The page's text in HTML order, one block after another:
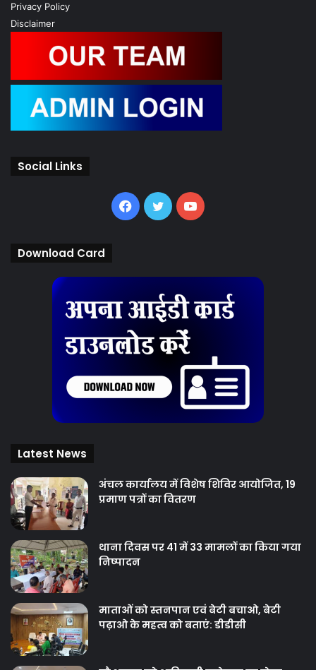
Privacy Policy
Disclaimer
Social Links
Facebook
TwitterYouTube
Download Card
Latest News
अंचल कार्यालय में विशेष शिविर आयोजित, 19
प्रमाण पत्रों का वितरण
थाना दिवस पर 41 में 33 मामलों का किया गया
निष्‍पादन
माताओं को स्तनपान एवं बेटी बचाओ, बेटी
पढ़ाओ के महत्व को बताएं: डीडीसी